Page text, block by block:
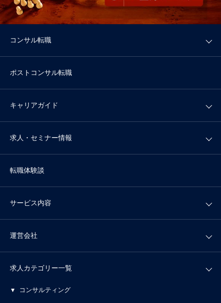
コンサル転職
ポストコンサル転職
キャリアガイド
求人・セミナー情報
転職体験談
サービス内容
運営会社
求人カテゴリー一覧
コンサルティング